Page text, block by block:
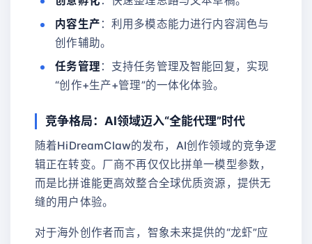
内容生产：利用多模态能力进行内容润色与
创作辅助。
任务管理：支持任务管理及智能回复，实现
“创作+生产+管理”的一体化体验。
竞争格局：AI领域迈入“全能代理”时代
随着HiDreamClaw的发布，AI创作领域的竞争逻
辑正在转变。厂商不再仅仅比拼单一模型参数，
而是比拼谁能更高效整合全球优质资源，提供无
缝的用户体验。
对于海外创作者而言，智象未来提供的“龙虾”应